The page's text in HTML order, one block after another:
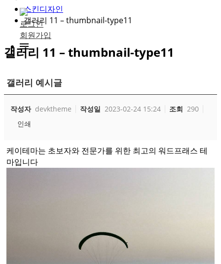
로그인
회원가입
스킨디자인
갤러리 11 – thumbnail-type11
갤러리 11 – thumbnail-type11
갤러리 예시글
작성자 devktheme 작성일 2023-02-24 15:24 조회 290
인쇄
케이테마는 초보자와 전문가를 위한 최고의 워드프래스 테
마입니다